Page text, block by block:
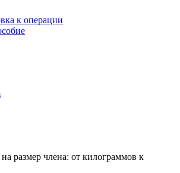
к операции
размер члена: от килограммов к